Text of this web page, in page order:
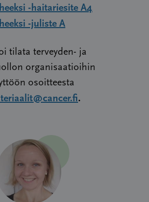
-haitariesite A4
-juliste A
tilata terveyden- ja
organisaatioihin
osoitteesta
.